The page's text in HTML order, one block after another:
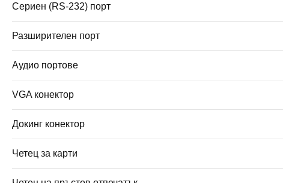
Сериен (RS-232) порт
Разширителен порт
Аудио портове
VGA конектор
Докинг конектор
Четец за карти